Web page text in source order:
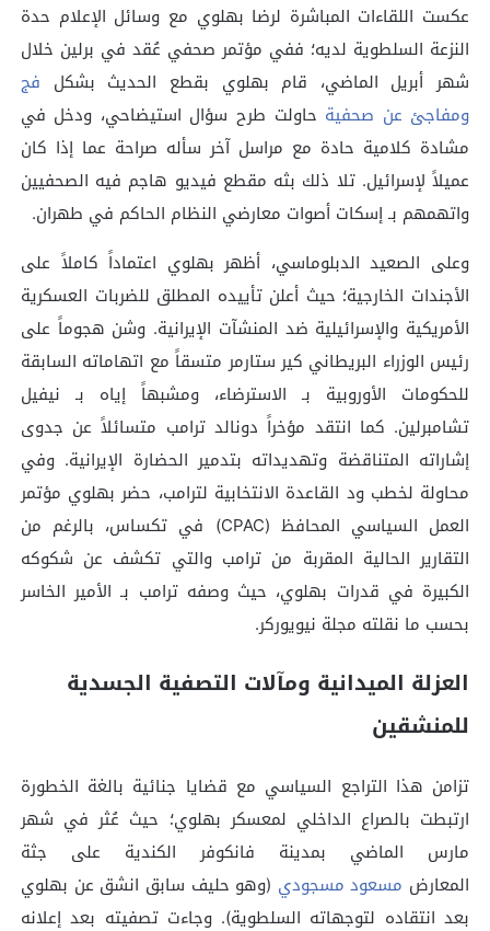
عكست اللقاءات المباشرة لرضا بهلوي مع وسائل الإعلام حدة
النزعة السلطوية لديه؛ ففي مؤتمر صحفي عُقد في برلين خلال
شهر أبريل الماضي، قام بهلوي بقطع الحديث بشكل فج
ومفاجئ عن صحفية حاولت طرح سؤال استيضاحي، ودخل في
مشادة كلامية حادة مع مراسل آخر سأله صراحة عما إذا كان
عميلاً لإسرائيل. تلا ذلك بثه مقطع فيديو هاجم فيه الصحفيين
واتهمهم بـ إسكات أصوات معارضي النظام الحاكم في طهران.
وعلى الصعيد الدبلوماسي، أظهر بهلوي اعتماداً كاملاً على
الأجندات الخارجية؛ حيث أعلن تأييده المطلق للضربات العسكرية
الأمريكية والإسرائيلية ضد المنشآت الإيرانية. وشن هجوماً على
رئيس الوزراء البريطاني كير ستارمر متسقاً مع اتهاماته السابقة
للحكومات الأوروبية بـ الاسترضاء، ومشبهاً إياه بـ نيفيل
تشامبرلين. كما انتقد مؤخراً دونالد ترامب متسائلاً عن جدوى
إشاراته المتناقضة وتهديداته بتدمير الحضارة الإيرانية. وفي
محاولة لخطب ود القاعدة الانتخابية لترامب، حضر بهلوي مؤتمر
العمل السياسي المحافظ (CPAC) في تكساس، بالرغم من
التقارير الحالية المقربة من ترامب والتي تكشف عن شكوكه
الكبيرة في قدرات بهلوي، حيث وصفه ترامب بـ الأمير الخاسر
بحسب ما نقلته مجلة نيويوركر.
العزلة الميدانية ومآلات التصفية الجسدية
للمنشقين
تزامن هذا التراجع السياسي مع قضايا جنائية بالغة الخطورة
ارتبطت بالصراع الداخلي لمعسكر بهلوي؛ حيث عُثر في شهر
مارس الماضي بمدينة فانكوفر الكندية على جثة
المعارض مسعود مسجودي (وهو حليف سابق انشق عن بهلوي
بعد انتقاده لتوجهاته السلطوية). وجاءت تصفيته بعد إعلانه